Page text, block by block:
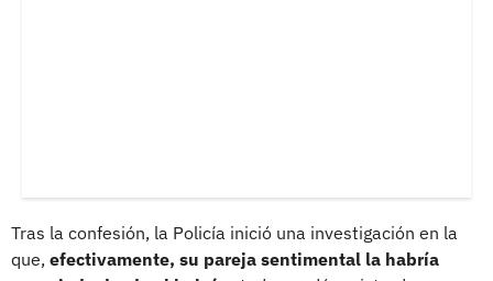
Tras la confesión, la Policía inició una investigación en la
que, efectivamente, su pareja sentimental la habría